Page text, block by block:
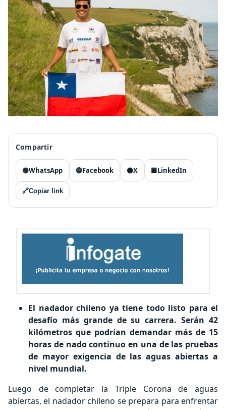
Compartir
🟢WhatsApp 🔵Facebook ⚫X 🟦LinkedIn
🔗Copiar link
El nadador chileno ya tiene todo listo para el
desafío más grande de su carrera. Serán 42
kilómetros que podrían demandar más de 15
horas de nado continuo en una de las pruebas
de mayor exigencia de las aguas abiertas a
nivel mundial.
Luego de completar la Triple Corona de aguas
abiertas, el nadador chileno se prepara para enfrentar